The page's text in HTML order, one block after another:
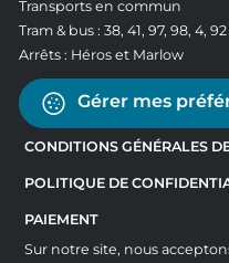
Transports en commun
Tram & bus : 38, 41, 97, 98, 4, 92
Arrêts : Héros et Marlow
Gérer mes
CONDITIONS GÉNÉRALES
POLITIQUE DE
PAIEMENT
Sur notre site, nous